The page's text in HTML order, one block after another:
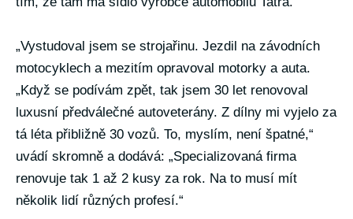
„Vystudoval jsem se strojařinu. Jezdil na závodních
motocyklech a mezitím opravoval motorky a auta.
„Když se podívám zpět, tak jsem 30 let renovoval
luxusní předválečné autoveterány. Z dílny mi vyjelo za
tá léta přibližně 30 vozů. To, myslím, není špatné,“
uvádí skromně a dodává: „Specializovaná firma
renovuje tak 1 až 2 kusy za rok. Na to musí mít
několik lidí různých profesí.“